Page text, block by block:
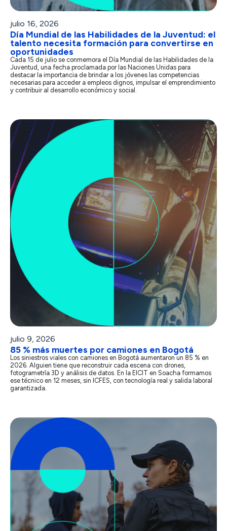
julio 16, 2026
Día Mundial de las Habilidades de la Juventud: el
talento necesita formación para convertirse en
oportunidades
Cada 15 de julio se conmemora el Día Mundial de las Habilidades de la
Juventud, una fecha proclamada por las Naciones Unidas para
destacar la importancia de brindar a los jóvenes las competencias
necesarias para acceder a empleos dignos, impulsar el emprendimiento
y contribuir al desarrollo económico y social.
julio 9, 2026
85 % más muertes por camiones en Bogotá
Los siniestros viales con camiones en Bogotá aumentaron un 85 % en
2026. Alguien tiene que reconstruir cada escena con drones,
fotogrametría 3D y análisis de datos. En la EICIT en Soacha formamos
ese técnico en 12 meses, sin ICFES, con tecnología real y salida laboral
garantizada.